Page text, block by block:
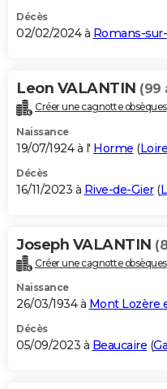
Décès
02/02/2024 à Romans-
Leon VALANTIN (99
Créer une cagnotte obsèques
Naissance
19/07/1924 à l' Horme (Loire
Décès
16/11/2023 à Rive-de-Gier(
Joseph VALANTIN
Créer une cagnotte obsèques
Naissance
26/03/1934 à Mont Lozère
Décès
05/09/2023 à Beaucaire (